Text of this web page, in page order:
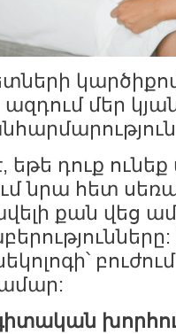
ազդում մեր
եթե դուք
նրա հետ
քան վեց